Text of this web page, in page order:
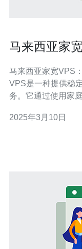
马来西亚家
马来西亚家宽VPS：稳定
VPS是一种提供稳
务。它通过使用家
宽VPS采用了先进
2025年3月10日